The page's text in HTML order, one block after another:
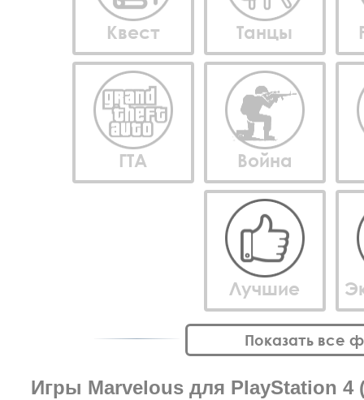
Квест Танцы
ГТА Война
Лучшие
Показать все
Игры Marvelous для PlayStation 4